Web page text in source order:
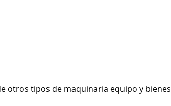
otros tipos de maquinaria equipo y bienes